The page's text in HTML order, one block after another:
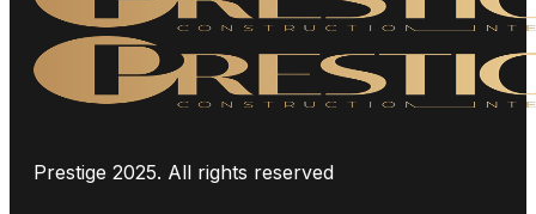
Prestige 2025. All rights reserved